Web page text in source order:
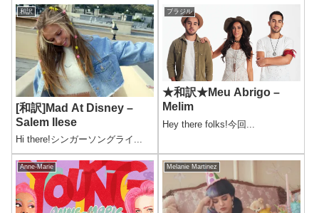
和訳
[和訳]Mad At Disney –
Salem Ilese
Hi there!シンガーソングライ...
ブラジル
★和訳★Meu Abrigo –
Melim
Hey there folks!今回...
Anne-Marie Melanie Martinez